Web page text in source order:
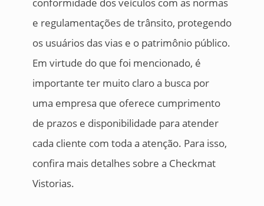
e regulamentações de trânsito, protegendo
os usuários das vias e o patrimônio público.
Em virtude do que foi mencionado, é
importante ter muito claro a busca por
uma empresa que oferece cumprimento
de prazos e disponibilidade para atender
cada cliente com toda a atenção. Para isso,
confira mais detalhes sobre a Checkmat
Vistorias.